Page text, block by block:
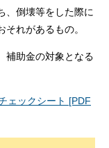
、倒壊等をした際に
れがあるもの。
補助金の対象となる
ェックシート [PDF